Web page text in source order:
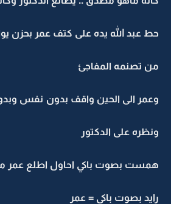
حط عبد الله يده على كتف عمر بحزن
من تصنمه المفاجئ
وعمر الى الحين واقف بدون نفس
ونظره على الدكتور
همست بصوت باكي احاول اطلع عمر
رايد بصوت باكي = عمر